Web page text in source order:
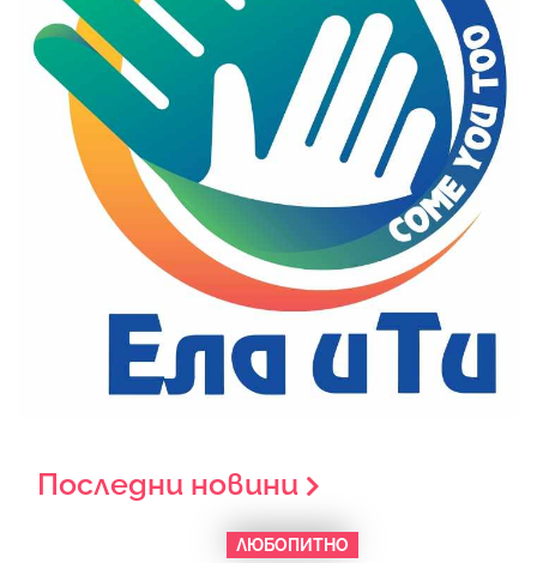
Последни новини
ЛЮБОПИТНО